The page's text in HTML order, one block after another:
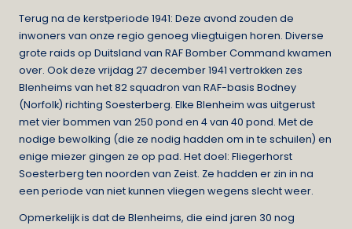
Terug na de kerstperiode 1941: Deze avond zouden de
inwoners van onze regio genoeg vliegtuigen horen. Diverse
grote raids op Duitsland van RAF Bomber Command kwamen
over. Ook deze vrijdag 27 december 1941 vertrokken zes
Blenheims van het 82 squadron van RAF-basis Bodney
(Norfolk) richting Soesterberg. Elke Blenheim was uitgerust
met vier bommen van 250 pond en 4 van 40 pond. Met de
nodige bewolking (die ze nodig hadden om in te schuilen) en
enige miezer gingen ze op pad. Het doel: Fliegerhorst
Soesterberg ten noorden van Zeist. Ze hadden er zin in na
een periode van niet kunnen vliegen wegens slecht weer.
Opmerkelijk is dat de Blenheims, die eind jaren 30 nog